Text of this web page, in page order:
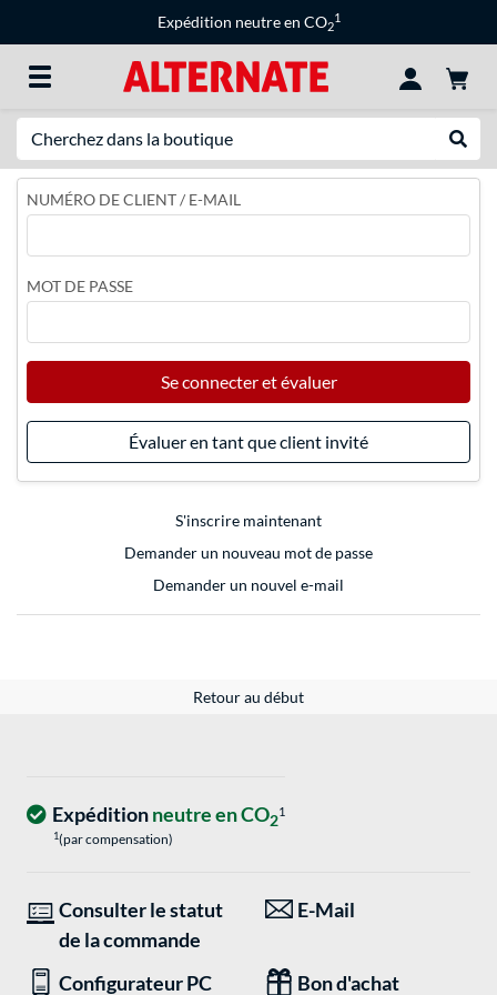
Expédition neutre en CO2
1
NUMÉRO DE CLIENT / E-MAIL
MOT DE PASSE
Se connecter et évaluer
Évaluer en tant que client invité
S'inscrire maintenant
Demander un nouveau mot de passe
Demander un nouvel e-mail
Retour au début
Expéditionneutre en CO21
1(par compensation)
Consulter le statut
de la commande
E-Mail
Configurateur PC Bon d'achat